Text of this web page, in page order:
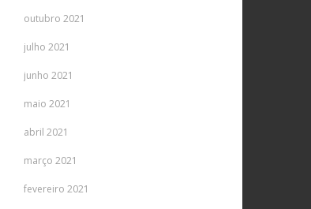
outubro 2021
julho 2021
junho 2021
maio 2021
abril 2021
março 2021
fevereiro 2021